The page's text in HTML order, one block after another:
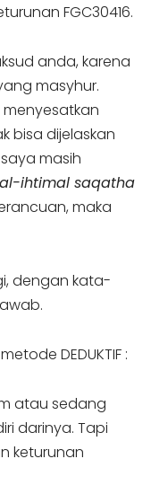
FGC30416.
anda, karena
masyhur.
bisa dijelaskan
masih
ihtimal saqatha
maka
dengan kata-
DEDUKTIF :
atau sedang
darinya. Tapi
keturunan